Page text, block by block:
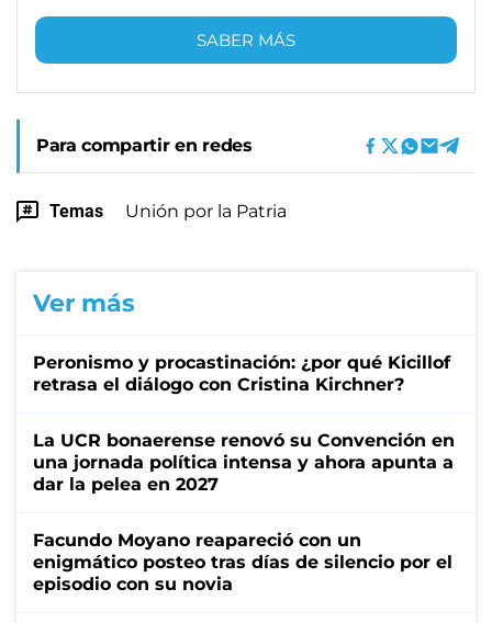
SABER MÁS
Para compartir en redes
Temas Unión por la Patria
Ver más
Peronismo y procastinación: ¿por qué Kicillof
retrasa el diálogo con Cristina Kirchner?
La UCR bonaerense renovó su Convención en
una jornada política intensa y ahora apunta a
dar la pelea en 2027
Facundo Moyano reapareció con un
enigmático posteo tras días de silencio por el
episodio con su novia